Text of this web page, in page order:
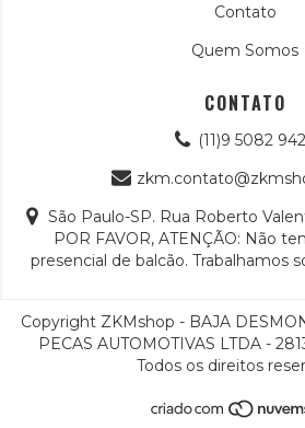
Contato
Quem Somos
CONTATO
(11)9 5082
São Paulo-SP. Rua Roberto
POR FAVOR, ATENÇÃO: Não
presencial de balcão. Trabalhamos
Copyright ZKMshop - BAJA
PECAS AUTOMOTIVAS LTDA -
Todos os direitos